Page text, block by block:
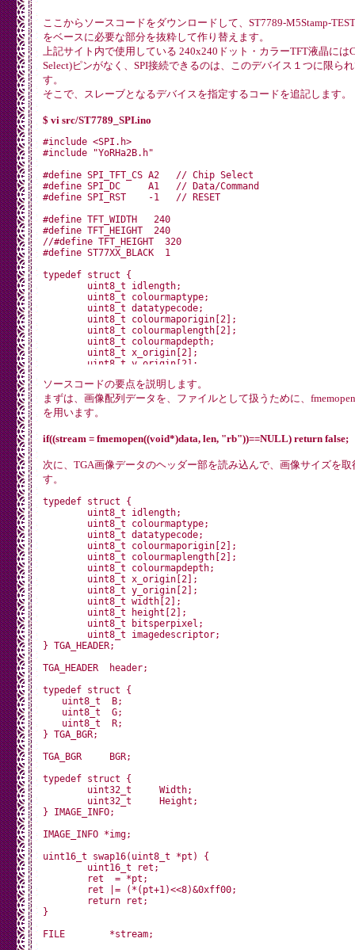
ここからソースコードをダウンロードして、ST7789-M5Stamp-
をベースに必要な部分を抜粋して作り替えます。
上記サイト内で使用している 240x240ドット・カラーTFT液晶には
Select)ピンがなく、SPI接続できるのは、このデバイス１つに限ら
す。
そこで、スレーブとなるデバイスを指定するコードを追記します。
$ vi src/ST7789_SPI.ino
#include <SPI.h>
#include "YoRHa2B.h"
#define SPI_TFT_CS A2   // Chip Select
#define SPI_DC     A1   // Data/Command
#define SPI_RST    -1   // RESET
#define TFT_WIDTH   240
#define TFT_HEIGHT  240
//#define TFT_HEIGHT  320
#define ST77XX_BLACK  1
typedef struct {
	uint8_t height[2];
	uint8_t bitsperpixel;
	uint8_t imagedescriptor;
} TGA_HEADER;
typedef struct {
	uint8_t  G;
	uint8_t  R;
} TGA_BGR;
TGA_BGR *BGRs;
typedef struct {
} IMAGE_INFO;
IMAGE_INFO *img;
#define HBYTE(u) ((u >> 8) & 0xFF)
#define LBYTE(u) (u & 0xFF)
SPISettings settingsST7789 = SPISettings(20000000,
// TFTにコマンドを送信
void tftSendCommand(uint8_t command) {
	digitalWrite(SPI_TFT_CS, LOW);
	digitalWrite(SPI_DC, LOW); // Command mode
	SPI.transfer(command);
// TFTにコマンド+1バイトデータを送信
void tftSendCommand1(uint8_t command, uint8_t data1) {
	digitalWrite(SPI_DC, LOW);  // Command mode
	SPI.transfer(data1);
}
// TFTにコマンド+2バイトデータを送信
void tftSendCommand2(uint8_t command, uint8_t data1,
	digitalWrite(SPI_DC, HIGH); // Data mode
	SPI.transfer(data2);
ソースコードの要点を説明します。
まずは、画像配列データを、ファイルとして扱うために、
を用います。
if((stream = fmemopen((void*)data, len, "rb"))==NULL) return false;
次に、TGA画像データのヘッダー部を読み込んで、画像サイズを取
す。
typedef struct {
} TGA_HEADER;
TGA_HEADER  header;
typedef struct {
uint8_t  B;
uint8_t  G;
uint8_t  R;
} TGA_BGR;
TGA_BGR     BGR;
typedef struct {
} IMAGE_INFO;
IMAGE_INFO *img;
uint16_t swap16(uint8_t *pt) {
}
FILE        *stream;